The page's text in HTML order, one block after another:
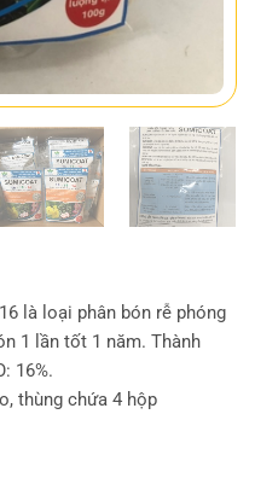
là loại phân bón rễ phóng
1 lần tốt 1 năm. Thành
16%.
thùng chứa 4 hộp